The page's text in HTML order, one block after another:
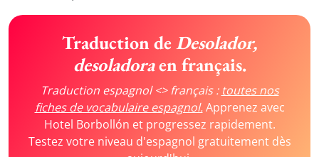
Traduction deDesolador,
desoladoraen français.
Traduction espagnol <> français : toutes nos
fiches de vocabulaire espagnol.Apprenez avec
Hotel Borbollón et progressez rapidement.
Testez votre niveau d'espagnol gratuitement dès